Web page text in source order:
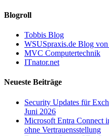
Blogroll
Tobbis Blog
WSUSpraxis.de Blog
MVC Computertechnik
ITnator.net
Neueste Beiträge
Security Updates für
Juni 2026
Microsoft Entra Connect
ohne Vertrauensstellung